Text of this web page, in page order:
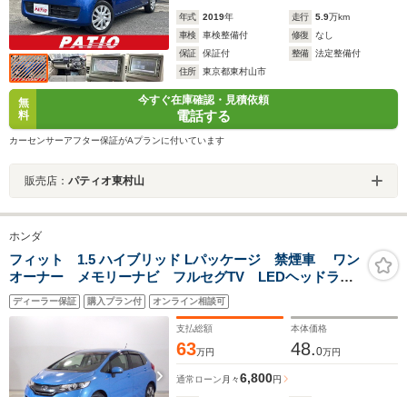
年式 2019年 走行 5.9万km
車検
車検整備付 修復
なし
保証
保証付 整備
法定整備付
住所
東京都東村山市
無
料
今すぐ在庫確認・見積依頼
電話する
カーセンサーアフター保証がAプランに付いています
販売店： パティオ東村山
ホンダ
フィット 1.5 ハイブリッド Lパッケージ 禁煙車 ワン
オーナー メモリーナビ フルセグTV LEDヘッドライ
ト HDMI クルーズコントロール ドアバイザー バッ
クカメラ スマートキー
ディーラー保証 購入プラン付 オンライン相談可
支払総額
63万円
本体価格
48.0万円
通常ローン 月々6,800円